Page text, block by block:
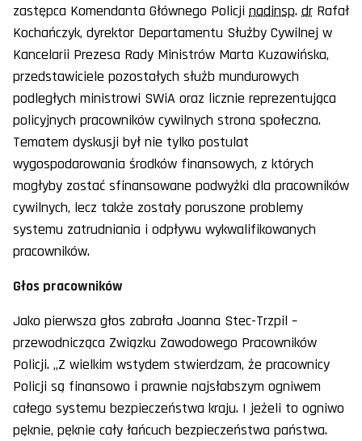
zastępca Komendanta Głównego Policji nadinsp. dr Rafał
Kochańczyk, dyrektor Departamentu Służby Cywilnej w
Kancelarii Prezesa Rady Ministrów Marta Kuzawińska,
przedstawiciele pozostałych służb mundurowych
podległych ministrowi SWiA oraz licznie reprezentująca
policyjnych pracowników cywilnych strona społeczna.
Tematem dyskusji był nie tylko postulat
wygospodarowania środków finansowych, z których
mogłyby zostać sfinansowane podwyżki dla pracowników
cywilnych, lecz także zostały poruszone problemy
systemu zatrudniania i odpływu wykwalifikowanych
pracowników.
Głos pracowników
Jako pierwsza głos zabrała Joanna Stec-Trzpil –
przewodnicząca Związku Zawodowego Pracowników
Policji. „Z wielkim wstydem stwierdzam, że pracownicy
Policji są finansowo i prawnie najsłabszym ogniwem
całego systemu bezpieczeństwa kraju. I jeżeli to ogniwo
pęknie, pęknie cały łańcuch bezpieczeństwa państwa.